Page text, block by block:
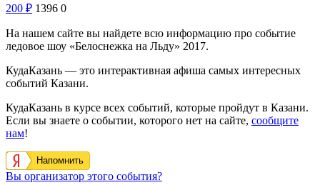
200 ₽ 1396 0
На нашем сайте вы найдете всю информацию про событие
ледовое шоу «Белоснежка на Льду» 2017.
КудаКазань — это интерактивная афиша самых интересных
событий Казани.
КудаКазань в курсе всех событий, которые пройдут в Казани.
Если вы знаете о событии, которого нет на сайте, сообщите
нам!
Напомнить
Вы организатор этого события?